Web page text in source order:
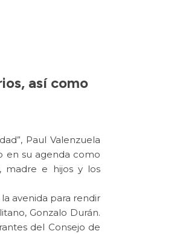
así como
Paul Valenzuela
en su agenda como
madre e hijos y los
avenida para rendir
Gonzalo Durán.
del Consejo de